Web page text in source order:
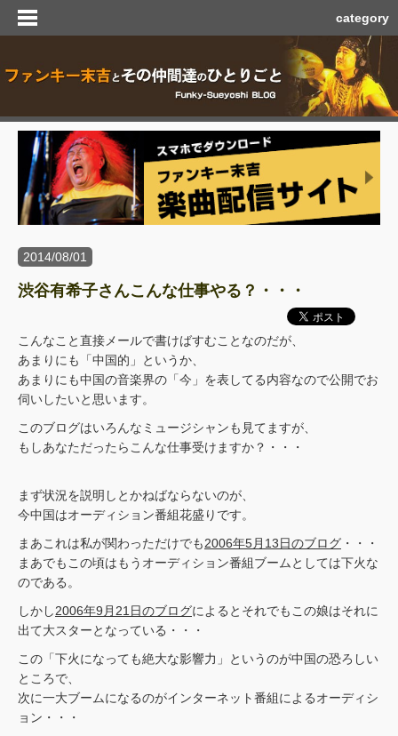
category
2014/08/01
渋谷有希子さんこんな仕事やる？・・・
こんなこと直接メールで書けばすむことなのだが、
あまりにも「中国的」というか、
あまりにも中国の音楽界の「今」を表してる内容なので公開でお
伺いしたいと思います。
このブログはいろんなミュージシャンも見てますが、
もしあなただったらこんな仕事受けますか？・・・
まず状況を説明しとかねばならないのが、
今中国はオーディション番組花盛りです。
まあこれは私が関わっただけでも2006年5月13日のブログ ・・・
まあでもこの頃はもうオーディション番組ブームとしては下火な
のである。
しかし2006年9月21日のブログによるとそれでもこの娘はそれに
出て大スターとなっている・・・
この「下火になっても絶大な影響力」というのが中国の恐ろしい
ところで、
次に一大ブームになるのがインターネット番組によるオーディシ
ョン・・・